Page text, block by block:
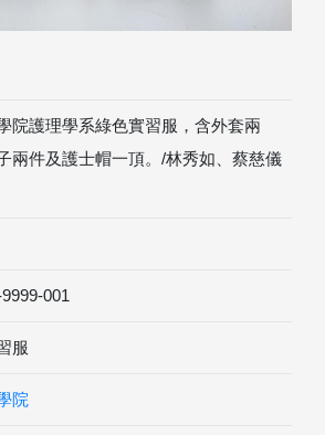
院護理學系綠色實習服，含外套兩
兩件及護士帽一頂。/林秀如、蔡慈儀
001
服
院